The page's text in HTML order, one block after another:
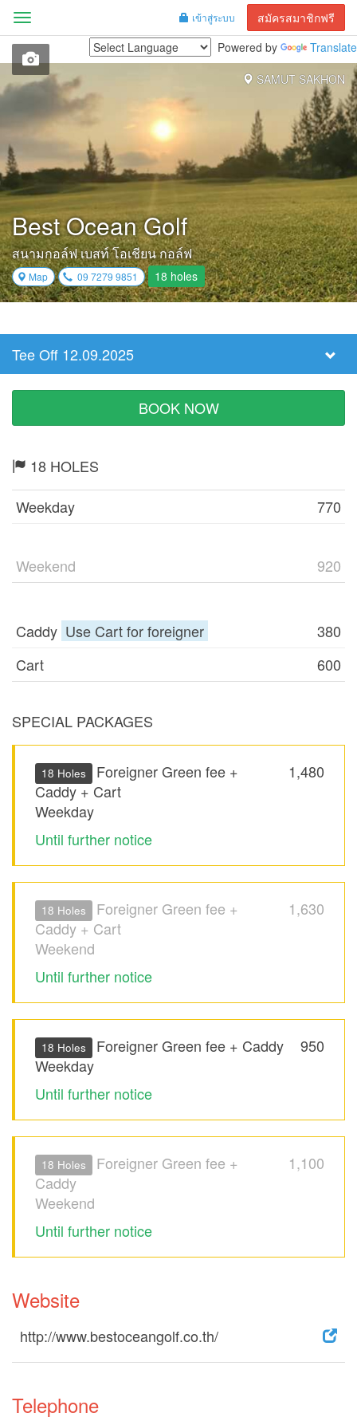
เข้าสู่ระบบ สมัครสมาชิกฟรี
Menu
Powered by
Translate
SAMUT SAKHON
Best Ocean Golf
สนามกอล์ฟ เบสท์ โอเชียน กอล์ฟ
Map 09 7279 9851 18 holes
Select
Tee
Time
Tee Off 12.09.2025
BOOK NOW
18 HOLES
Weekday
770
Weekend 920
Caddy Use Cart for foreigner
380
Cart
600
SPECIAL PACKAGES
1,480
18 Holes
Foreigner Green fee +
Caddy + Cart
Weekday
Until further notice
1,630
18 Holes
Foreigner Green fee +
Caddy + Cart
Weekend
Until further notice
950
18 Holes
Foreigner Green fee + Caddy
Weekday
Until further notice
1,100
18 Holes
Foreigner Green fee +
Caddy
Weekend
Until further notice
Website
http://www.bestoceangolf.co.th/
Telephone